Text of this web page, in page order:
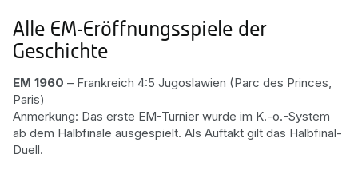
Alle EM-Eröffnungsspiele der
Geschichte
EM 1960 – Frankreich 4:5 Jugoslawien (Parc des Princes,
Paris)
Anmerkung: Das erste EM-Turnier wurde im K.-o.-System
ab dem Halbfinale ausgespielt. Als Auftakt gilt das Halbfinal-
Duell.